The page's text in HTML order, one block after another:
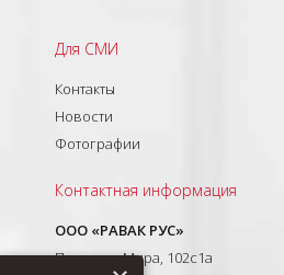
Для СМИ
Контакты
Новости
Фотографии
Контактная информация
ООО «РАВАК РУС»
Проспект Мира, 102с1а